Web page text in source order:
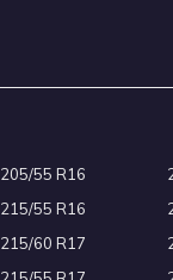
Yaz 2026
205/55 R16
215/55 R16
215/60 R17